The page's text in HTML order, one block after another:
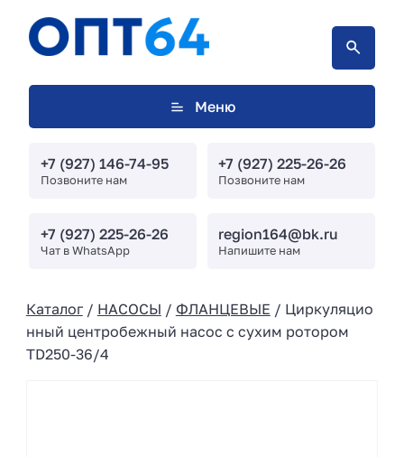
Меню
+7 (927) 146-74-95
Позвоните нам
+7 (927) 225-26-26
Позвоните нам
+7 (927) 225-26-26
Чат в WhatsApp
region164@bk.ru
Напишите нам
Каталог/ НАСОСЫ / ФЛАНЦЕВЫЕ / Циркуляцио
нный центробежный насос с сухим ротором
TD250-36/4